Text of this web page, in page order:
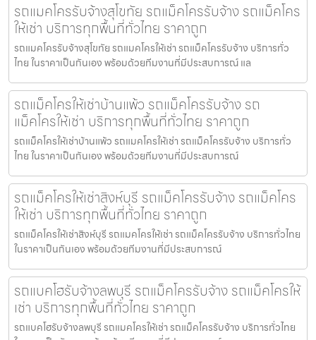
รถแมคโครรับจ้างสุโขทัย รถแม็คโครรับจ้าง รถแม็คโคร
ให้เช่า บริการทุกพื้นที่ทั่วไทย ราคาถูก
รถแมคโครรับจ้างสุโขทัย รถแมคโครให้เช่า รถแม็คโครรับจ้าง บริการทั่ว
ไทย ในราคาเป็นกันเอง พร้อมด้วยทีมงานที่มีประสบการณ์ แล
รถแม็คโครให้เช่าบ้านแพ้ว รถแม็คโครรับจ้าง รถ
แม็คโครให้เช่า บริการทุกพื้นที่ทั่วไทย ราคาถูก
รถแม็คโครให้เช่าบ้านแพ้ว รถแมคโครให้เช่า รถแม็คโครรับจ้าง บริการทั่ว
ไทย ในราคาเป็นกันเอง พร้อมด้วยทีมงานที่มีประสบการณ์
รถแม็คโครให้เช่าสิงห์บุรี รถแม็คโครรับจ้าง รถแม็คโคร
ให้เช่า บริการทุกพื้นที่ทั่วไทย ราคาถูก
รถแม็คโครให้เช่าสิงห์บุรี รถแมคโครให้เช่า รถแม็คโครรับจ้าง บริการทั่วไทย
ในราคาเป็นกันเอง พร้อมด้วยทีมงานที่มีประสบการณ์
รถแบคโฮรับจ้างลพบุรี รถแม็คโครรับจ้าง รถแม็คโครให้
เช่า บริการทุกพื้นที่ทั่วไทย ราคาถูก
รถแบคโฮรับจ้างลพบุรี รถแมคโครให้เช่า รถแม็คโครรับจ้าง บริการทั่วไทย